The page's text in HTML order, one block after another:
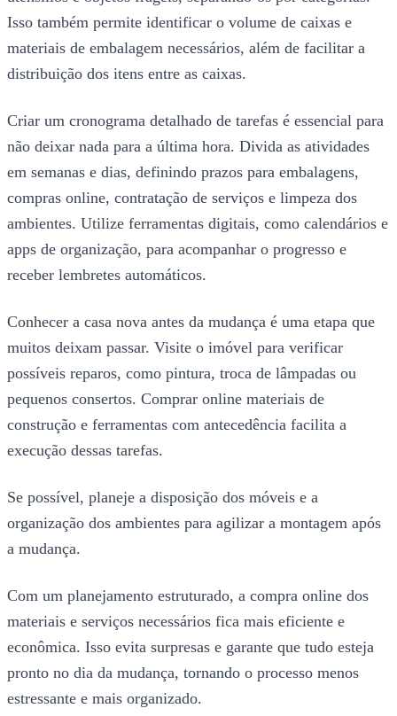
Isso também permite identificar o volume de caixas e
materiais de embalagem necessários, além de facilitar a
distribuição dos itens entre as caixas.
Criar um cronograma detalhado de tarefas é essencial para
não deixar nada para a última hora. Divida as atividades
em semanas e dias, definindo prazos para embalagens,
compras online, contratação de serviços e limpeza dos
ambientes. Utilize ferramentas digitais, como calendários e
apps de organização, para acompanhar o progresso e
receber lembretes automáticos.
Conhecer a casa nova antes da mudança é uma etapa que
muitos deixam passar. Visite o imóvel para verificar
possíveis reparos, como pintura, troca de lâmpadas ou
pequenos consertos. Comprar online materiais de
construção e ferramentas com antecedência facilita a
execução dessas tarefas.
Se possível, planeje a disposição dos móveis e a
organização dos ambientes para agilizar a montagem após
a mudança.
Com um planejamento estruturado, a compra online dos
materiais e serviços necessários fica mais eficiente e
econômica. Isso evita surpresas e garante que tudo esteja
pronto no dia da mudança, tornando o processo menos
estressante e mais organizado.